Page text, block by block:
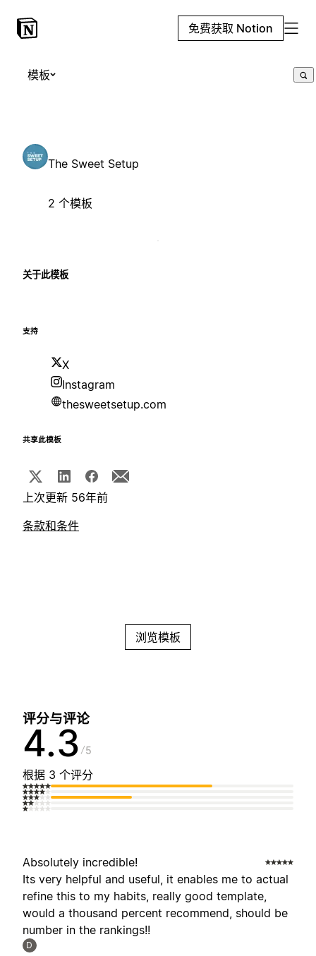
免费获取 Notion
模板
The Sweet Setup
2 个模板
关于此模板
支持
X
Instagram
thesweetsetup.com
共享此模板
上次更新 56年前
条款和条件
浏览模板
评分与评论
4.3 5
根据 3 个评分
Absolutely incredible!
Its very helpful and useful, it enables me to actual
refine this to my habits, really good template,
would a thousand percent recommend, should be
number in the rankings!!
D